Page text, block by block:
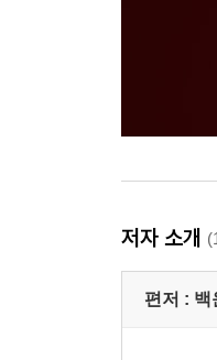
저자 소개
편저 : 백